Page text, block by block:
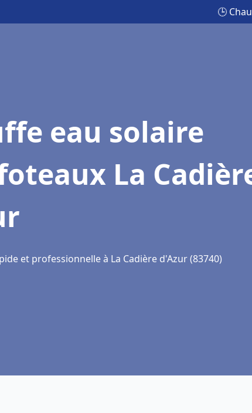
🕒
eau solaire
La
et professionnelle à La Cadière d'Azur (83740)